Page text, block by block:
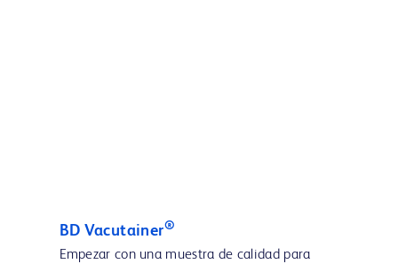
BD Vacutainer®
Empezar con una muestra de calidad para